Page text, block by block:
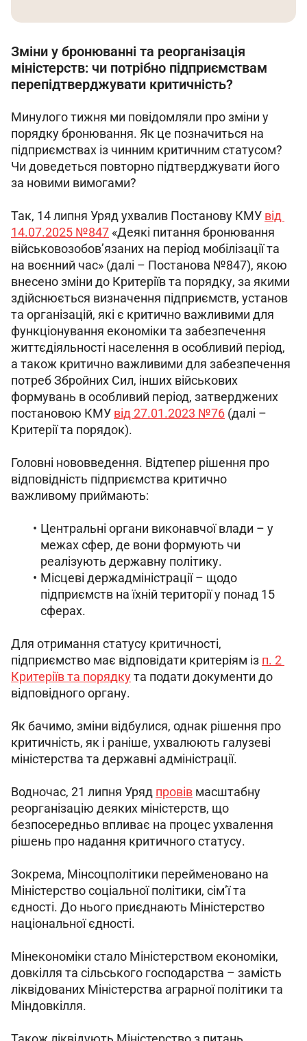
Зміни у бронюванні та реорганізація
міністерств: чи потрібно підприємствам
перепідтверджувати критичність?
Минулого тижня ми повідомляли про зміни у
порядку бронювання. Як це позначиться на
підприємствах із чинним критичним статусом?
Чи доведеться повторно підтверджувати його
за новими вимогами?
Так, 14 липня Уряд ухвалив Постанову КМУ від
14.07.2025 №847 «Деякі питання бронювання
військовозобов’язаних на період мобілізації та
на воєнний час» (далі – Постанова №847), якою
внесено зміни до Критеріїв та порядку, за якими
здійснюється визначення підприємств, установ
та організацій, які є критично важливими для
функціонування економіки та забезпечення
життєдіяльності населення в особливий період,
а також критично важливими для забезпечення
потреб Збройних Сил, інших військових
формувань в особливий період, затверджених
постановою КМУ від 27.01.2023 №76 (далі –
Критерії та порядок).
Головні нововведення. Відтепер рішення про
відповідність підприємства критично
важливому приймають:
Центральні органи виконавчої влади – у
межах сфер, де вони формують чи
реалізують державну політику.
Місцеві держадміністрації – щодо
підприємств на їхній території у понад 15
сферах.
Для отримання статусу критичності,
підприємство має відповідати критеріям із п. 2
Критеріїв та порядку та подати документи до
відповідного органу.
Як бачимо, зміни відбулися, однак рішення про
критичність, як і раніше, ухвалюють галузеві
міністерства та державні адміністрації.
Водночас, 21 липня Уряд провів масштабну
реорганізацію деяких міністерств, що
безпосередньо впливає на процес ухвалення
рішень про надання критичного статусу.
Зокрема, Мінсоцполітики перейменовано на
Міністерство соціальної політики, сімʼї та
єдності. До нього приєднають Міністерство
національної єдності.
Мінекономіки стало Міністерством економіки,
довкілля та сільського господарства – замість
ліквідованих Міністерства аграрної політики та
Міндовкілля.